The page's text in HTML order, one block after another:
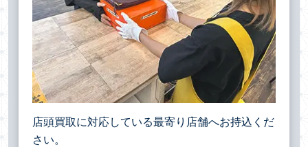
店頭買取に対応している最寄り店舗へお持込くだ
さい。